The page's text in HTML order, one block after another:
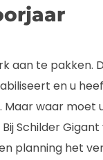
aan te pakken.
en u
Maar waar moet
Schilder
planning het